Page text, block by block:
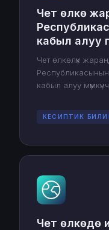
Чет өлкө
кабыл алуу
Чет өлкөлүк
кабыл алуу
КЕСИПТИК БИЛИМ
Чет өлкөдө